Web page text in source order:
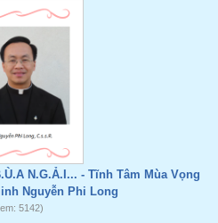
N.G.Ả.I... - Tĩnh Tâm Mùa Vọng
Nguyễn Phi Long
5142)